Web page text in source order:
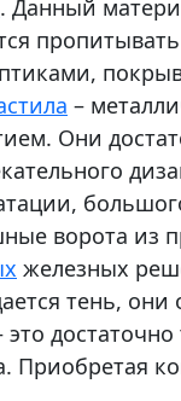
. Данный
–
Они
ворота из
железных
тень,
это
Приобретая